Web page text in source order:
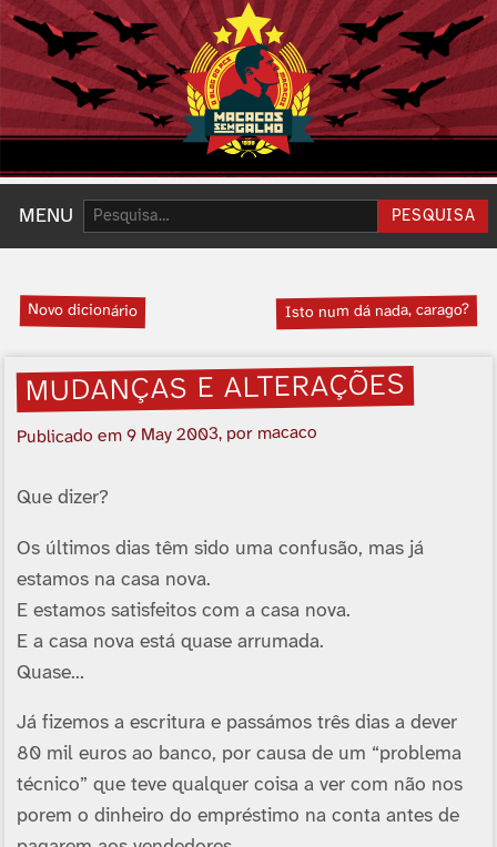
MENU Pesquisar: PESQUISA
Novo dicionário Isto num dá nada, carago?
MUDANÇAS E ALTERAÇÕES
Publicado em9 May 2003, por macaco
Que dizer?
Os últimos dias têm sido uma confusão, mas já
estamos na casa nova.
E estamos satisfeitos com a casa nova.
E a casa nova está quase arrumada.
Quase…
Já fizemos a escritura e passámos três dias a dever
80 mil euros ao banco, por causa de um “problema
técnico” que teve qualquer coisa a ver com não nos
porem o dinheiro do empréstimo na conta antes de